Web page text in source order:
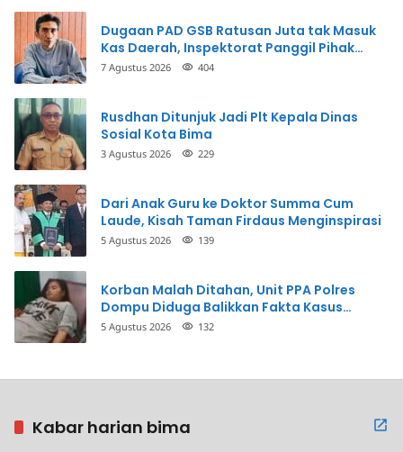
Dugaan PAD GSB Ratusan Juta tak Masuk
Kas Daerah, Inspektorat Panggil Pihak
Terkait
7 Agustus 2026 404
Rusdhan Ditunjuk Jadi Plt Kepala Dinas
Sosial Kota Bima
3 Agustus 2026 229
Dari Anak Guru ke Doktor Summa Cum
Laude, Kisah Taman Firdaus Menginspirasi
5 Agustus 2026 139
Korban Malah Ditahan, Unit PPA Polres
Dompu Diduga Balikkan Fakta Kasus
Penganiayaan
5 Agustus 2026 132
Kabar harian bima